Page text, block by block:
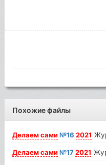
Похожие файлы
Делаемсами№162021
Делаемсами№172021